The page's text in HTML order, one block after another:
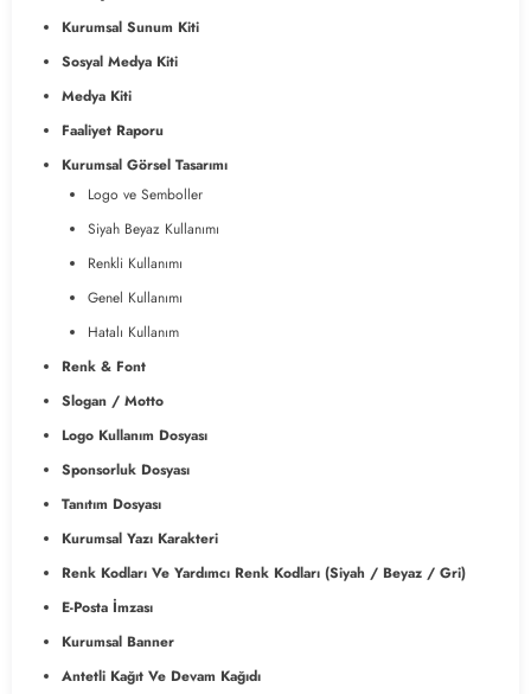
Kurumsal Sunum Kiti
Sosyal Medya Kiti
Medya Kiti
Faaliyet Raporu
Kurumsal Görsel Tasarımı
Logo ve Semboller
Siyah Beyaz Kullanımı
Renkli Kullanımı
Genel Kullanımı
Hatalı Kullanım
Renk & Font
Slogan / Motto
Logo Kullanım Dosyası
Sponsorluk Dosyası
Tanıtım Dosyası
Kurumsal Yazı Karakteri
Renk Kodları Ve Yardımcı Renk Kodları (Siyah / Beyaz / Gri)
E-Posta İmzası
Kurumsal Banner
Antetli Kağıt Ve Devam Kağıdı